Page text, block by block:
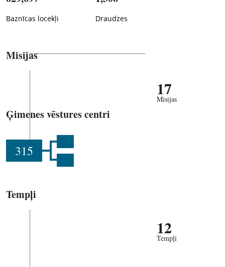
Baznīcas locekļi Draudzes
Misijas
17
Misijas
Ģimenes vēstures centri
315
Tempļi
12
Tempļi